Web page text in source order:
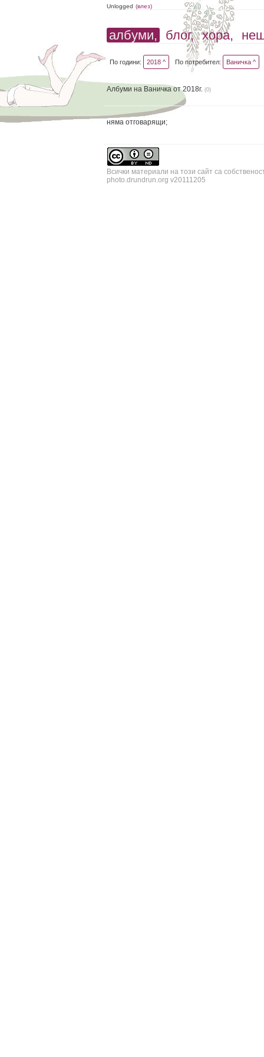
Unlogged (влез)
албуми, блог, хора,
По години: 2018 ^ По потребител: Ваничка ^
Албуми на Ваничка от 2018г. (0)
няма отговарящи;
Всички материали на този сайт са
photo.drundrun.org v20111205